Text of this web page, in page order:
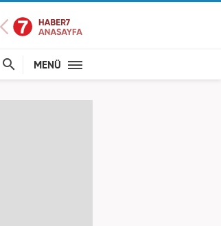
MENÜ